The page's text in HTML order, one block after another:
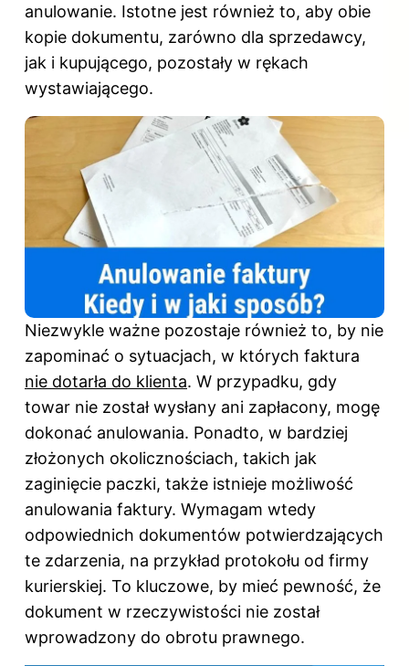
anulowanie. Istotne jest również to, aby obie
kopie dokumentu, zarówno dla sprzedawcy,
jak i kupującego, pozostały w rękach
wystawiającego.
Niezwykle ważne pozostaje również to, by nie
zapominać o sytuacjach, w których faktura
nie dotarła do klienta. W przypadku, gdy
towar nie został wysłany ani zapłacony, mogę
dokonać anulowania. Ponadto, w bardziej
złożonych okolicznościach, takich jak
zaginięcie paczki, także istnieje możliwość
anulowania faktury. Wymagam wtedy
odpowiednich dokumentów potwierdzających
te zdarzenia, na przykład protokołu od firmy
kurierskiej. To kluczowe, by mieć pewność, że
dokument w rzeczywistości nie został
wprowadzony do obrotu prawnego.